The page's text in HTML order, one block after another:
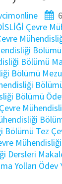
Çevre
Bölümü
Bölümü
Bölümü
Bölümü
Çevre
Bölümü Tez
Dersleri
Yolları Ödev